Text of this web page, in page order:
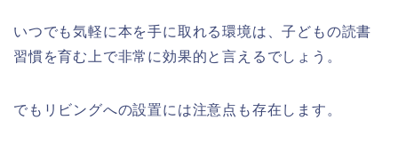
いつでも気軽に本を手に取れる環境は、子どもの読書
習慣を育む上で非常に効果的と言えるでしょう。
でもリビングへの設置には注意点も存在します。